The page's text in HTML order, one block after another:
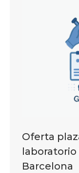
Oferta
Barcelona